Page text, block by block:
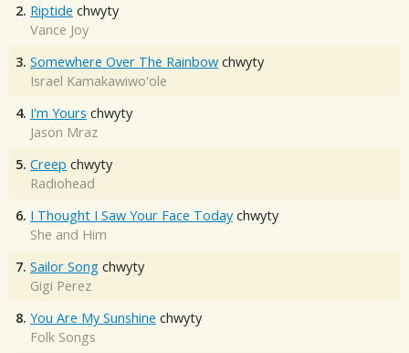
2. Riptide chwyty
Vance Joy
3. Somewhere Over The Rainbow chwyty
Israel Kamakawiwo'ole
4. I'm Yours chwyty
Jason Mraz
5. Creep chwyty
Radiohead
6. I Thought I Saw Your Face Today chwyty
She and Him
7. Sailor Song chwyty
Gigi Perez
8. You Are My Sunshine chwyty
Folk Songs